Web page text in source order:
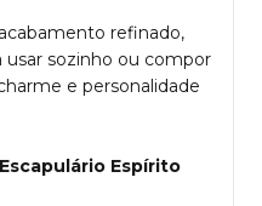
refinado,
sozinho ou compor
e personalidade
Espírito